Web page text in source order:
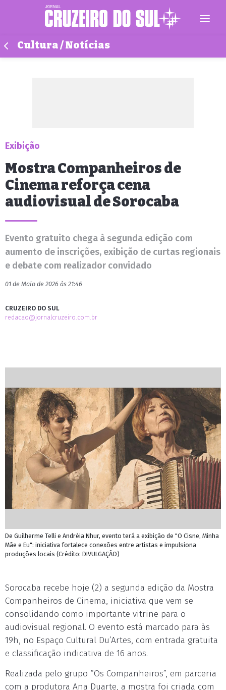
Cultura / Notícias
Exibição
Mostra Companheiros de
Cinema reforça cena
audiovisual de Sorocaba
Evento gratuito chega à segunda edição com
aumento de inscrições, exibição de curtas regionais
e debate com realizador convidado
01 de Maio de 2026 às 21:46
CRUZEIRO DO SUL
redacao@jornalcruzeiro.com.br
De Guilherme Telli e Andréia Nhur, evento terá a exibição de "O Cisne, Minha
Mãe e Eu": iniciativa fortalece conexões entre artistas e impulsiona
produções locais (Crédito: DIVULGAÇÃO)
Sorocaba recebe hoje (2) a segunda edição da Mostra
Companheiros de Cinema, iniciativa que vem se
consolidando como importante vitrine para o
audiovisual regional. O evento está marcado para às
19h, no Espaço Cultural Du’Artes, com entrada gratuita
e classificação indicativa de 16 anos.
Realizada pelo grupo “Os Companheiros”, em parceria
com a produtora Ana Duarte, a mostra foi criada com